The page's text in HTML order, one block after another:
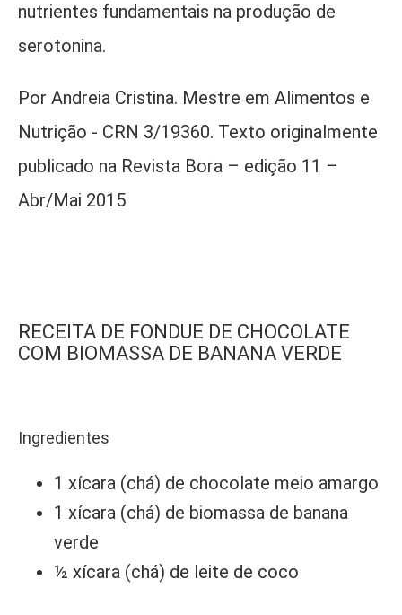
nutrientes fundamentais na produção de
serotonina.
Por Andreia Cristina. Mestre em Alimentos e
Nutrição - CRN 3/19360. Texto originalmente
publicado na Revista Bora – edição 11 –
Abr/Mai 2015
RECEITA DE FONDUE DE CHOCOLATE
COM BIOMASSA DE BANANA VERDE
Ingredientes
1 xícara (chá) de chocolate meio amargo
1 xícara (chá) de biomassa de banana
verde
½ xícara (chá) de leite de coco